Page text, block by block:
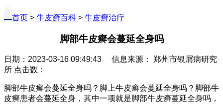
首页 > 牛皮癣百科 > 牛皮癣治疗
脚部牛皮癣会蔓延全身吗
日期：2023-03-16 09:49:43 信息来源： 郑州市银屑病研究
所 点击数：
脚部牛皮癣会蔓延全身吗？脚上牛皮癣会蔓延全身吗？脚部牛
皮癣患者会蔓延全身，其中一项就是脚部牛皮癣蔓延全身吗，